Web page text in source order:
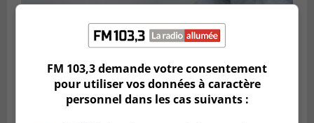
FM 103,3 demande votre consentement
pour utiliser vos données à caractère
personnel dans les cas suivants :